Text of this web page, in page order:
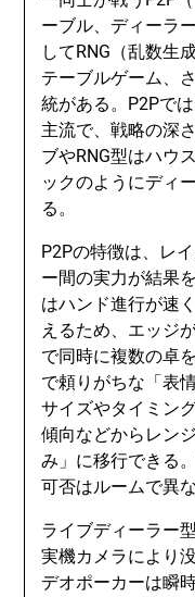
ーブル、ディーラ
してRNG（乱数生
テーブルゲーム、
統がある。P2Pで
主流で、戦略の深
ブやRNG型はハウ
ックのようにディ
る。
P2Pの特徴は、レ
ー間の実力が結果
はハンド進行が速
えるため、エッジ
で同時に複数の卓
で頼りがちな「表
サイズやタイミング
傾向などからレン
み」に移行できる
可否はルームで異
ライブディーラー
実機カメラにより
デオポーカーは瞬